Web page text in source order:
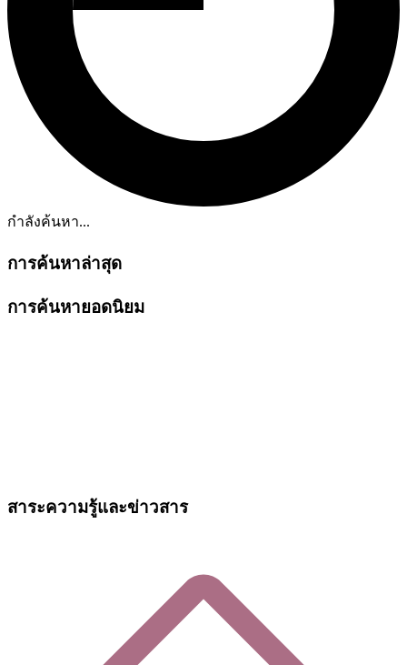
กำลังค้นหา...
การค้นหาล่าสุด
การค้นหายอดนิยม
สาระความรู้และข่าวสาร